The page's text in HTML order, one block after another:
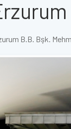
B.B. Bşk.